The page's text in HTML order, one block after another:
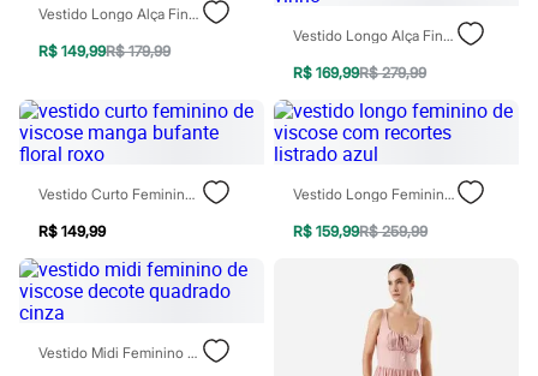
Shorts e Bermudas
Infantil
Arrumadinho para os meninos
Romântico para as meninas
Inverno
Novidades
Roupas menina
0 a 24 meses
1 a 5 anos
4 a 12 anos
10 a 16 anos
Roupas menino
0 a 24 meses
4 a 12 anos
Vestido Longo Alça Fina Feminino De Tule Com Franzido Floral Roxo
R$ 149,99R$ 179,99
Vestido Longo Alça Fina Feminino De Algodão Com Recorte E Bordado Floral Vinho
R$ 169,99R$ 279,99
Vestido Curto Feminino De Viscose Manga Bufante Floral Roxo
R$ 149,99
Vestido Longo Feminino De Viscose Com Recortes Listrado Azul
R$ 159,99R$ 259,99
Vestido Midi Feminino De Viscose Decote Quadrado Cinza